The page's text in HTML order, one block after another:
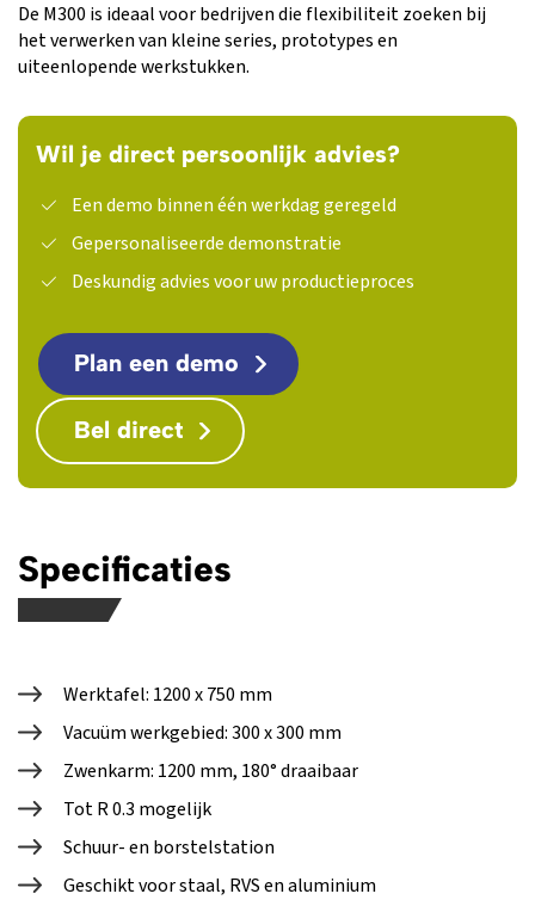
De M300 is ideaal voor bedrijven die flexibiliteit zoeken bij
het verwerken van kleine series, prototypes en
uiteenlopende werkstukken.
Wil je direct persoonlijk advies?
Een demo binnen één werkdag geregeld
Gepersonaliseerde demonstratie
Deskundig advies voor uw productieproces
Plan een demo
Bel direct
Specificaties
Werktafel: 1200 x 750 mm
Vacuüm werkgebied: 300 x 300 mm
Zwenkarm: 1200 mm, 180° draaibaar
Tot R 0.3 mogelijk
Schuur- en borstelstation
Geschikt voor staal, RVS en aluminium